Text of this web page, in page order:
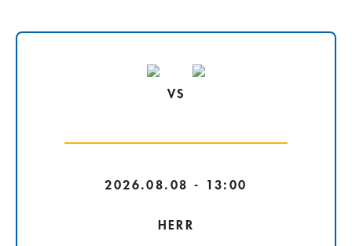
VS
2026.08.08 - 13:00
HERR